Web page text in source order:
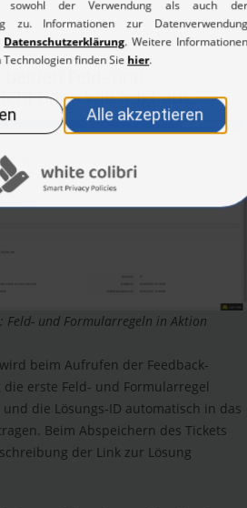
Feld- und
dann wie folgt aus:
Feld- und Formularregeln in Aktion
beim Aufrufen der Feedback-
die erste Feld- und Formularregel
die Lösungs-ID automatisch in das
Beim Abspeichern des Tickets
der Link zur Lösung